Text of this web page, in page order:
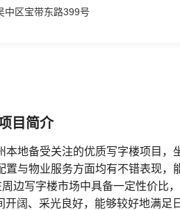
中区宝带东路399号
目简介
本地备受关注的优质写字楼项目
置与物业服务方面均有不错表现
边写字楼市场中具备一定性价比
开阔、采光良好，能够较好地满